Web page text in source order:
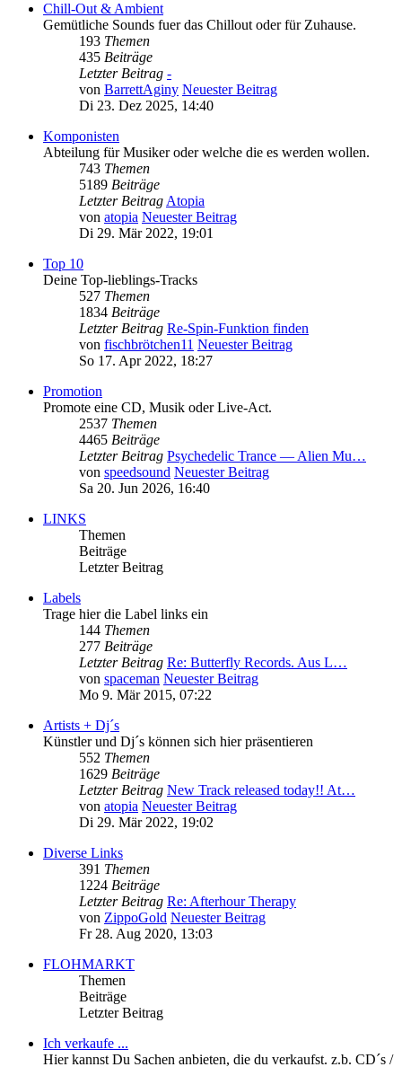
Chill-Out & Ambient
Gemütliche Sounds fuer das Chillout oder für Zuhause.
193 Themen
435 Beiträge
Letzter Beitrag -
von BarrettAginy Neuester Beitrag
Di 23. Dez 2025, 14:40
Komponisten
Abteilung für Musiker oder welche die es werden wollen.
743 Themen
5189 Beiträge
Letzter BeitragAtopia
von atopia Neuester Beitrag
Di 29. Mär 2022, 19:01
Top 10
Deine Top-lieblings-Tracks
527 Themen
1834 Beiträge
Letzter Beitrag Re-Spin-Funktion finden
von fischbrötchen11 Neuester Beitrag
So 17. Apr 2022, 18:27
Promotion
Promote eine CD, Musik oder Live-Act.
2537 Themen
4465 Beiträge
Letzter Beitrag Psychedelic Trance — Alien Mu…
von speedsound Neuester Beitrag
Sa 20. Jun 2026, 16:40
LINKS
Themen
Beiträge
Letzter Beitrag
Labels
Trage hier die Label links ein
144 Themen
277 Beiträge
Letzter Beitrag Re: Butterfly Records. Aus L…
von spaceman Neuester Beitrag
Mo 9. Mär 2015, 07:22
Artists + Dj´s
Künstler und Dj´s können sich hier präsentieren
552 Themen
1629 Beiträge
Letzter Beitrag New Track released today!! At…
von atopia Neuester Beitrag
Di 29. Mär 2022, 19:02
Diverse Links
391 Themen
1224 Beiträge
Letzter Beitrag Re: Afterhour Therapy
von ZippoGold Neuester Beitrag
Fr 28. Aug 2020, 13:03
FLOHMARKT
Themen
Beiträge
Letzter Beitrag
Ich verkaufe ...
Hier kannst Du Sachen anbieten, die du verkaufst. z.b. CD´s /